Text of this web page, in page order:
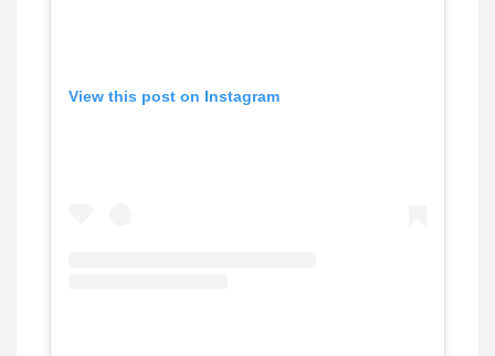
View this post on Instagram